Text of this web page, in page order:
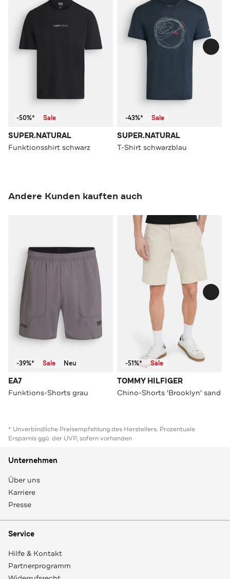
-50%* Sale
SUPER.NATURAL
Funktionsshirt schwarz
-43%* Sale
SUPER.NATURAL
T-Shirt schwarzblau
Andere Kunden kauften auch
-39%* Sale Neu
EA7
Funktions-Shorts grau
-51%* Sale
TOMMY HILFIGER
Chino-Shorts 'Brooklyn' sand
* Unverbindliche Preisempfehlung des Herstellers. Prozentuale
Ersparnis ggü. der UVP, sofern vorhanden
Unternehmen
Über uns
Karriere
Presse
Service
Hilfe & Kontakt
Partnerprogramm